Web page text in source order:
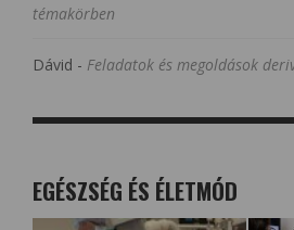
témakörben
Dávid - Feladatok és megoldások
EGÉSZSÉG ÉS ÉLETMÓD